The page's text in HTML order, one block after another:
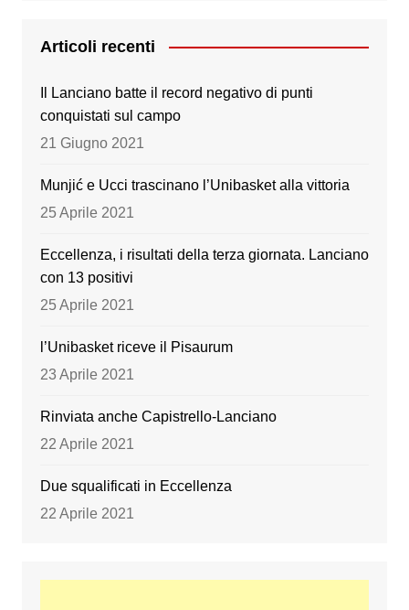
e
b
o
o
er gr
a
m
T
Articoli recenti
Il Lanciano batte il record negativo di punti
conquistati sul campo
21 Giugno 2021
Munjić e Ucci trascinano l’Unibasket alla vittoria
25 Aprile 2021
Eccellenza, i risultati della terza giornata. Lanciano
con 13 positivi
25 Aprile 2021
l’Unibasket riceve il Pisaurum
23 Aprile 2021
Rinviata anche Capistrello-Lanciano
22 Aprile 2021
Due squalificati in Eccellenza
22 Aprile 2021